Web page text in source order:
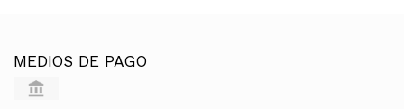
MEDIOS DE PAGO